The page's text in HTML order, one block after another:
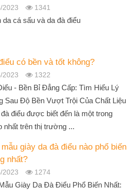
2023 1341
da cá sấu và da đà điểu
có bền và tốt không?
2023 1322
- Bền Bỉ Đẳng Cấp: Tìm Hiểu Lý
Sau Độ Bền Vượt Trội Của Chất Liệu
điểu được biết đến là một trong
nhất trên thị trường ...
giày da đà điểu nào phổ biến
nhất?
2023 1274
Giày Da Đà Điểu Phổ Biến Nhất: